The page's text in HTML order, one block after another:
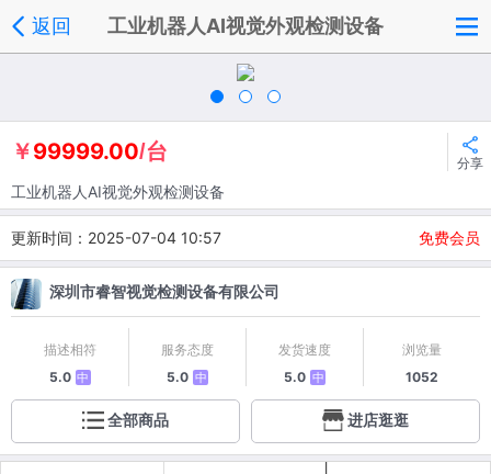
返回 工业机器人AI视觉外观检测设备
￥99999.00/台 分享
工业机器人AI视觉外观检测设备
更新时间：2025-07-04 10:57 免费会员
深圳市睿智视觉检测设备有限公司
描述相符
5.0 中
服务态度
5.0 中
发货速度
5.0 中
浏览量
1052
全部商品 进店逛逛